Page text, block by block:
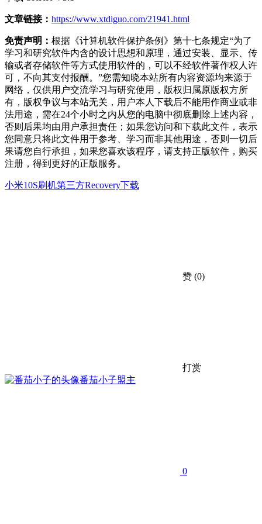
文章链接： https://www.xtdiguo.com/21941.html
免责声明： 根据《计算机软件保护条例》第十七条规定“为了
学习和研究软件内含的设计思想和原理，通过安装、显示、传
输或者存储软件等方式使用软件的，可以不经软件著作权人许
可，不向其支付报酬。”您需知晓本站所有内容资源均来源于
网络，仅供用户交流学习与研究使用，版权归属原版权方所
有，版权争议与本站无关，用户本人下载后不能用作商业或非
法用途，需在24个小时之内从您的电脑中彻底删除上述内容，
否则后果均由用户承担责任；如果您访问和下载此文件，表示
您同意只将此文件用于参考、学习而非其他用途，否则一切后
果请您自行承担，如果您喜欢该程序，请支持正版软件，购买
注册，得到更好的正版服务。
小米10S刷机第三方Recovery下载
赞 (0)
打赏
番茄小子盟主
0